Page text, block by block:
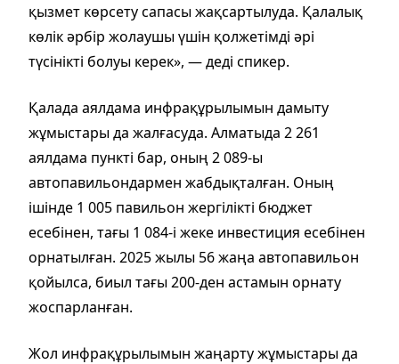
қызмет көрсету сапасы жақсартылуда. Қалалық
көлік әрбір жолаушы үшін қолжетімді әрі
түсінікті болуы керек», — деді спикер.
Қалада аялдама инфрақұрылымын дамыту
жұмыстары да жалғасуда. Алматыда 2 261
аялдама пункті бар, оның 2 089-ы
автопавильондармен жабдықталған. Оның
ішінде 1 005 павильон жергілікті бюджет
есебінен, тағы 1 084-і жеке инвестиция есебінен
орнатылған. 2025 жылы 56 жаңа автопавильон
қойылса, биыл тағы 200-ден астамын орнату
жоспарланған.
Жол инфрақұрылымын жаңарту жұмыстары да